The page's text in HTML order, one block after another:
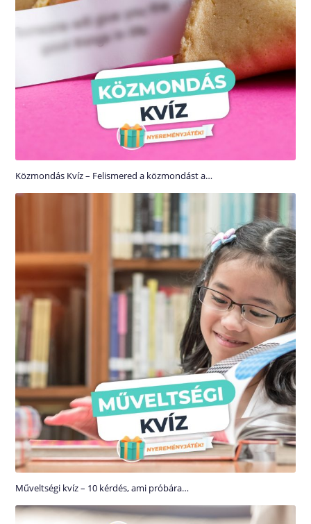
Közmondás Kvíz – Felismered a közmondást a…
Műveltségi kvíz – 10 kérdés, ami próbára…